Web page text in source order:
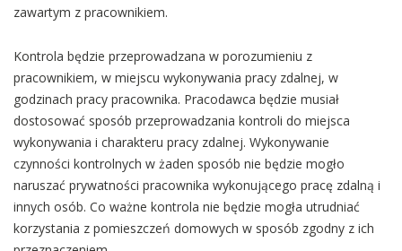
zawartym z pracownikiem.
Kontrola będzie przeprowadzana w porozumieniu z
pracownikiem, w miejscu wykonywania pracy zdalnej, w
godzinach pracy pracownika. Pracodawca będzie musiał
dostosować sposób przeprowadzania kontroli do miejsca
wykonywania i charakteru pracy zdalnej. Wykonywanie
czynności kontrolnych w żaden sposób nie będzie mogło
naruszać prywatności pracownika wykonującego pracę zdalną i
innych osób. Co ważne kontrola nie będzie mogła utrudniać
korzystania z pomieszczeń domowych w sposób zgodny z ich